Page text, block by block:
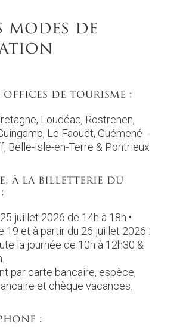
modes de
offices de tourisme :
Loudéac, Rostrenen,
Le Faouët, Guémené-
Belle-Isle-en-Terre & Pontrieux
à la billetterie du
juillet 2026 de 14h à 18h •
19 et à partir du 26 juillet 2026 :
la journée de 10h à 12h30 &
par carte bancaire, espèce,
et chèque vacances.
: